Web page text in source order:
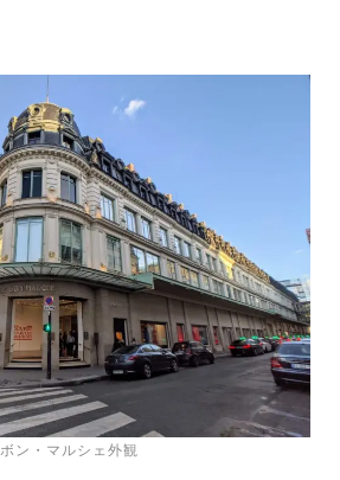
ボン・マルシェ外観